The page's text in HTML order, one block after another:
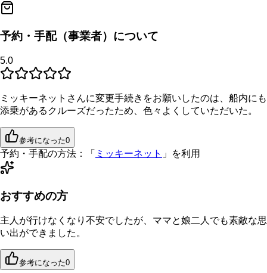
予約・手配（事業者）について
5.0
ミッキーネットさんに変更手続きをお願いしたのは、船内にも
添乗があるクルーズだったため、色々よくしていただいた。
参考になった0
予約・手配の方法： 「 ミッキーネット 」を利用
おすすめの方
主人が行けなくなり不安でしたが、ママと娘二人でも素敵な思
い出ができました。
参考になった0